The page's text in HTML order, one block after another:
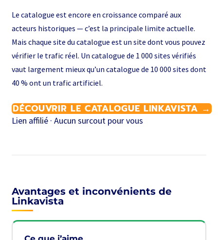
Le catalogue est encore en croissance comparé aux
acteurs historiques — c’est la principale limite actuelle.
Mais chaque site du catalogue est un site dont vous pouvez
vérifier le trafic réel. Un catalogue de 1 000 sites vérifiés
vaut largement mieux qu’un catalogue de 10 000 sites dont
40 % ont un trafic artificiel.
DÉCOUVRIR LE CATALOGUE LINKAVISTA →
Lien affilié · Aucun surcout pour vous
Avantages et inconvénients de
Linkavista